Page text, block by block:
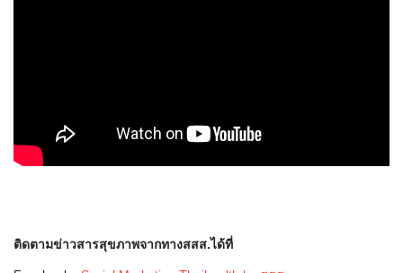
ติดตามข่าวสารสุขภาพจากทางสสส.ได้ที่